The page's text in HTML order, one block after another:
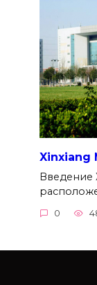
Xinxiang
Введение
0